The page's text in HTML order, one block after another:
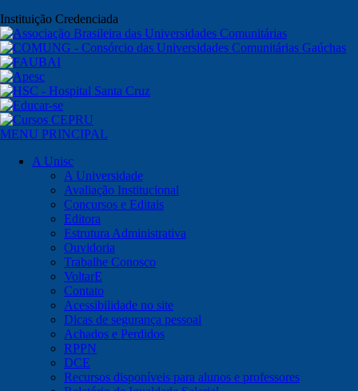
Instituição Credenciada
MENU PRINCIPAL
A Unisc
A Universidade
Avaliação Institucional
Concursos e Editais
Editora
Estrutura Administrativa
Ouvidoria
Trabalhe Conosco
VoltarE
Contato
Acessibilidade no site
Dicas de segurança pessoal
Achados e Perdidos
RPPN
DCE
Recursos disponíveis para alunos e professores